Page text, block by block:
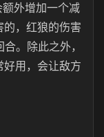
外增加一个减
，红狼的伤害
。除此之外，
用，会让敌方